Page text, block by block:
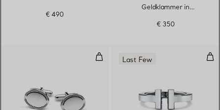
€ 490
Geldklammer in
€ 350
Ovale Guilloche-
Last Few